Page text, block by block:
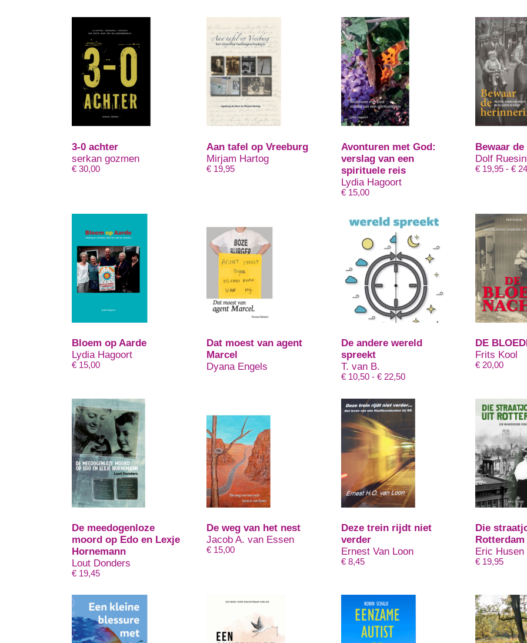
3-0 achter
serkan gozmen
€ 30,00
Aan tafel op Vreeburg
Mirjam Hartog
€19,95
Avonturen met God:
verslag van een
spirituele reis
Lydia Hagoort
€15,00
Bewaar
Dolf
€ 19,95 - €
Bloem op Aarde
Lydia Hagoort
€ 15,00
Dat moest van agent
Marcel
Dyana Engels
De andere wereld
spreekt
T. van B.
€10,50 - €22,50Prijsklasse:
tot
€ 22,50
DE
Frits Kool
€ 20,00
De meedogenloze
moord op Edo en Lexje
Hornemann
Lout Donders
€ 19,45
De weg van het nest
Jacob A. van Essen
€15,00
Deze trein rijdt niet
verder
Ernest Van Loon
€8,45
Die
Rotterdam
Eric Husen
€ 19,95